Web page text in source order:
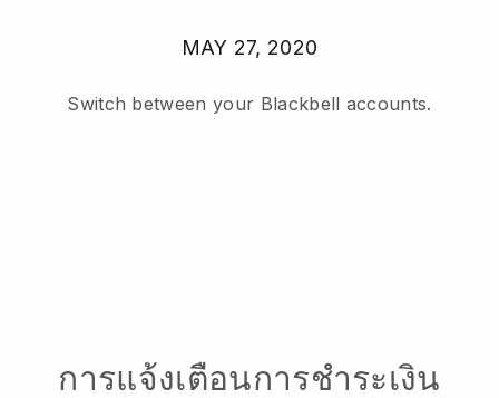
MAY 27, 2020
Switch between your Blackbell accounts.
การแจ้งเตือนการชำระเงิน